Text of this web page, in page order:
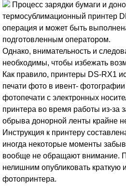
Процесс зарядки бумаги и
термосублимационный принтер
операция и может быть
подготовленным оператором.
Однако, внимательность и
необходимы, чтобы избежать
Как правило, принтеры DS-RX1
печати фото в ивент-
фотопечати с электронных
принтера во время работы из-за
обрыва донорной ленты крайне
Инструкция к принтеру
иногда некоторые моменты
вообще не обращают внимание.
нелишним опубликовать краткую
фотопринтера.